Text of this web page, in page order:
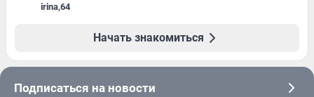
irina,64
Начать знакомиться
Подписаться на новости